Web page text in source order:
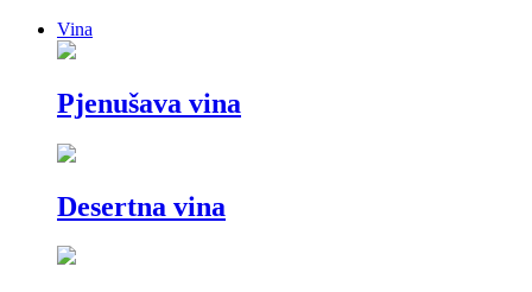
Vina
Pjenušava vina
Desertna vina